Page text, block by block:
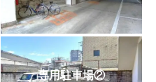
専用駐車場②